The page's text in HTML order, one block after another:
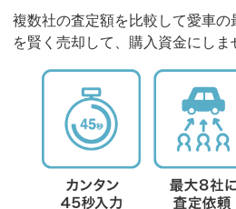
複数社の査定額を比較して愛車
を賢く売却して、購入資金にしま